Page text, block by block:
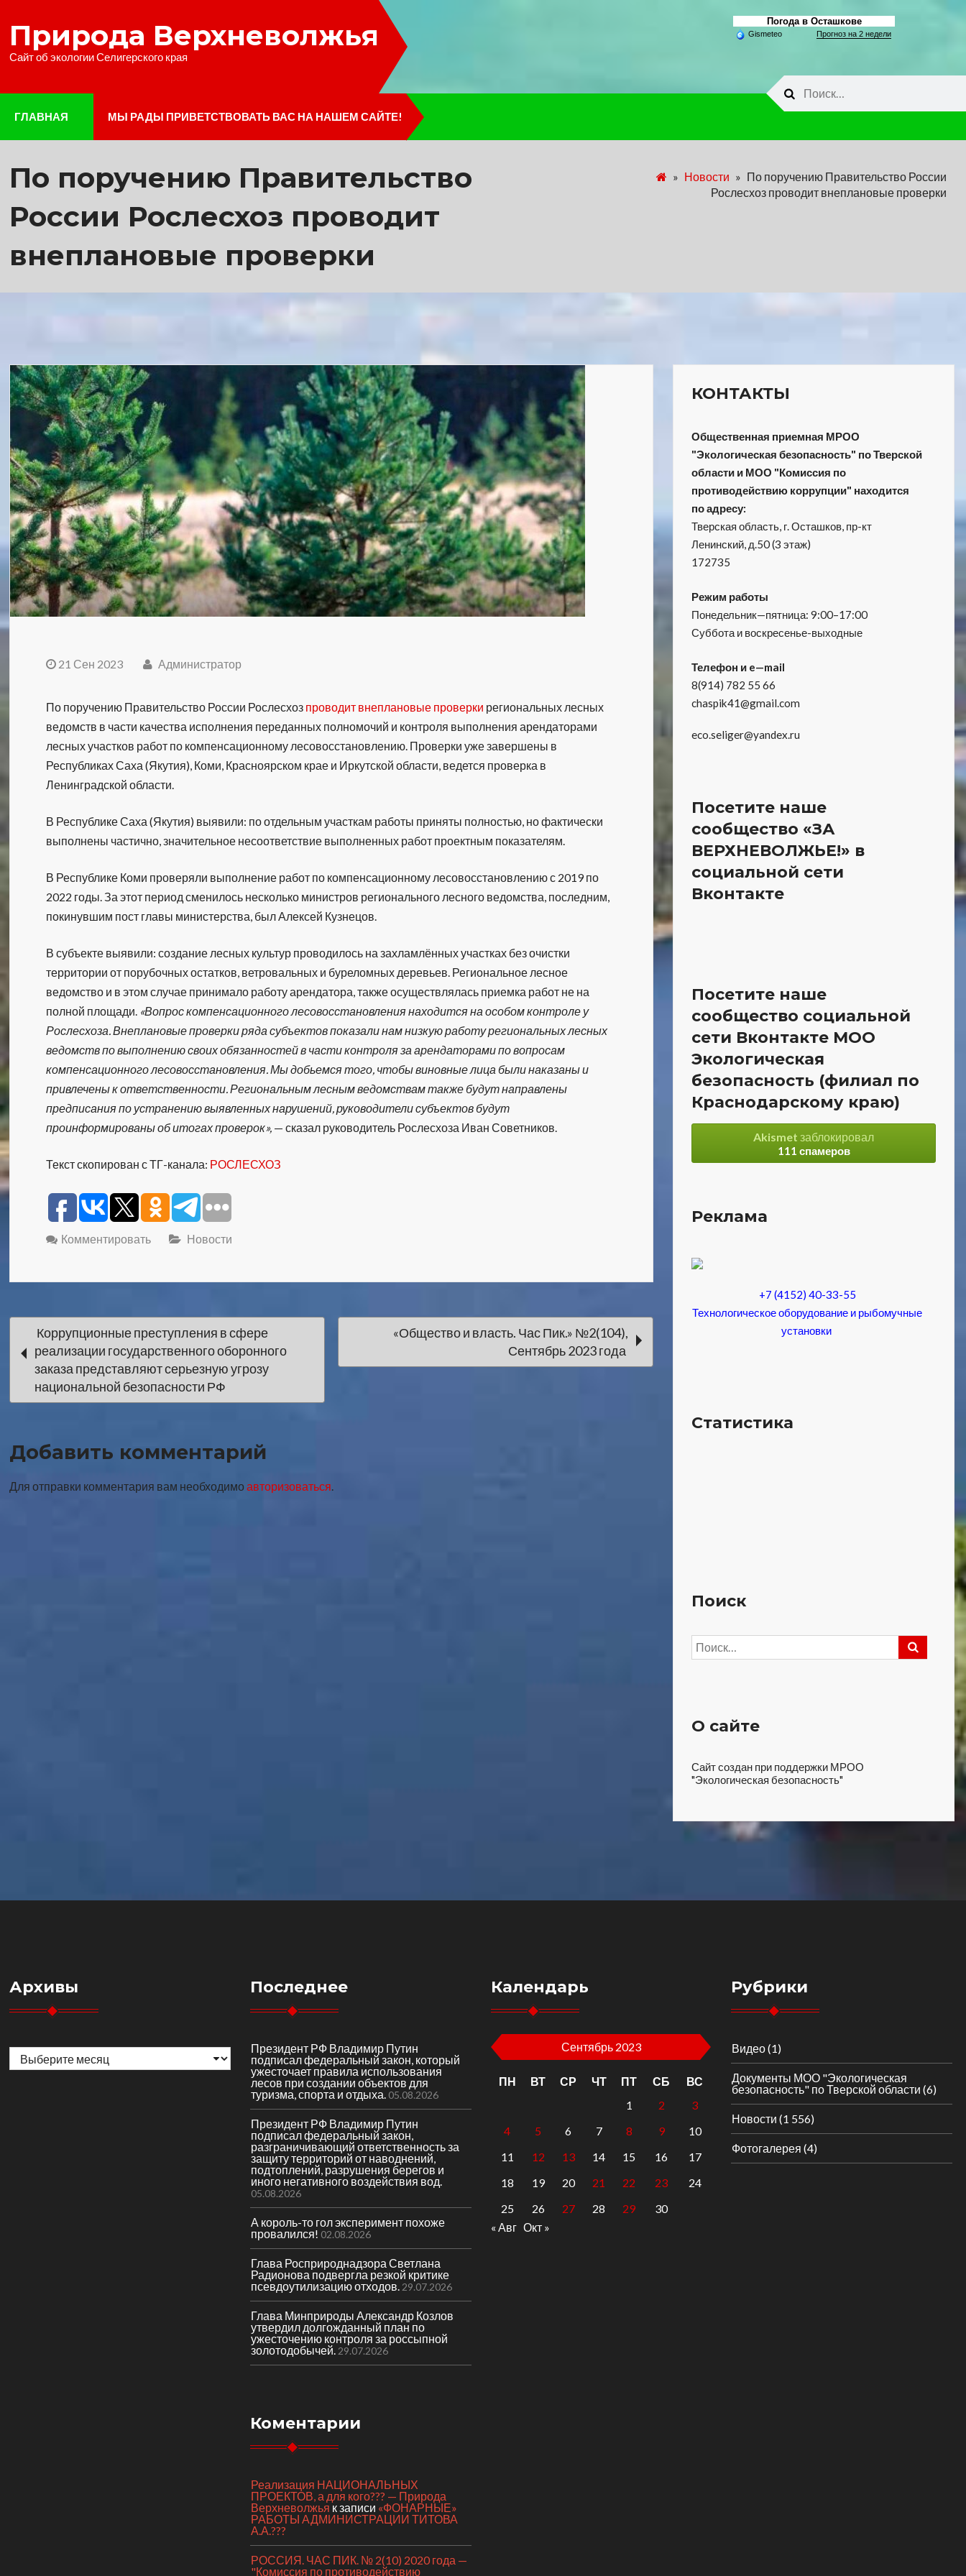
Природа Верхневолжья
Сайт об экологии Селигерского края
Погода в Осташкове
Gismeteo Прогноз на 2 недели
ГЛАВНАЯ МЫ РАДЫ ПРИВЕТСТВОВАТЬ ВАС НА НАШЕМ САЙТЕ!
По поручению Правительство
России Рослесхоз проводит
внеплановые проверки
» Новости » По поручению Правительство России
Рослесхоз проводит внеплановые проверки
21 Сен 2023 Администратор
По поручению Правительство России Рослесхоз проводит внеплановые проверки региональных лесных
ведомств в части качества исполнения переданных полномочий и контроля выполнения арендаторами
лесных участков работ по компенсационному лесовосстановлению. Проверки уже завершены в
Республиках Саха (Якутия), Коми, Красноярском крае и Иркутской области, ведется проверка в
Ленинградской области.
В Республике Саха (Якутия) выявили: по отдельным участкам работы приняты полностью, но фактически
выполнены частично, значительное несоответствие выполненных работ проектным показателям.
В Республике Коми проверяли выполнение работ по компенсационному лесовосстановлению с 2019 по
2022 годы. За этот период сменилось несколько министров регионального лесного ведомства, последним,
покинувшим пост главы министерства, был Алексей Кузнецов.
В субъекте выявили: создание лесных культур проводилось на захламлённых участках без очистки
территории от порубочных остатков, ветровальных и буреломных деревьев. Региональное лесное
ведомство и в этом случае принимало работу арендатора, также осуществлялась приемка работ не на
полной площади. «Вопрос компенсационного лесовосстановления находится на особом контроле у
Рослесхоза. Внеплановые проверки ряда субъектов показали нам низкую работу региональных лесных
ведомств по выполнению своих обязанностей в части контроля за арендаторами по вопросам
компенсационного лесовосстановления. Мы добьемся того, чтобы виновные лица были наказаны и
привлечены к ответственности. Региональным лесным ведомствам также будут направлены
предписания по устранению выявленных нарушений, руководители субъектов будут
проинформированы об итогах проверок», — сказал руководитель Рослесхоза Иван Советников.
Текст скопирован с ТГ-канала: РОСЛЕСХОЗ
Комментировать Новости
Навигация
по
записи
Коррупционные преступления в сфере
реализации государственного оборонного
заказа представляют серьезную угрозу
национальной безопасности РФ
«Общество и власть. Час Пик.» №2(104),
Сентябрь 2023 года
Добавить комментарий
Для отправки комментария вам необходимоавторизоваться.
КОНТАКТЫ
Общественная приемная МРОО
"Экологическая безопасность" по Тверской
области и МОО "Комиссия по
противодействию коррупции" находится
по адресу:
Тверская область, г. Осташков, пр-кт
Ленинский, д.50 (3 этаж)
172735
Режим работы
Понедельник—пятница: 9:00–17:00
Суббота и воскресенье-выходные
Телефон и e—mail
8(914) 782 55 66
chaspik41@gmail.com
eco.seliger@yandex.ru
Посетите наше
сообщество «ЗА
ВЕРХНЕВОЛЖЬЕ!» в
социальной сети
Вконтакте
Посетите наше
сообщество социальной
сети Вконтакте МОО
Экологическая
безопасность (филиал по
Краснодарскому краю)
Akismet заблокировал
111 спамеров
Реклама
+7 (4152) 40-33-55
Технологическое оборудование и рыбомучные
установки
Статистика
Поиск
Найти:
О сайте
Сайт создан при поддержки МРОО
"Экологическая безопасность"
Архивы Последнее
Президент РФ Владимир Путин
подписал федеральный закон, который
ужесточает правила использования
лесов при создании объектов для
туризма, спорта и отдыха. 05.08.2026
Президент РФ Владимир Путин
подписал федеральный закон,
разграничивающий ответственность за
защиту территорий от наводнений,
подтоплений, разрушения берегов и
иного негативного воздействия вод.
05.08.2026
А король-то гол эксперимент похоже
провалился! 02.08.2026
Глава Росприроднадзора Светлана
Радионова подвергла резкой критике
псевдоутилизацию отходов. 29.07.2026
Глава Минприроды Александр Козлов
утвердил долгожданный план по
ужесточению контроля за россыпной
золотодобычей. 29.07.2026
Коментарии
Реализация НАЦИОНАЛЬНЫХ
ПРОЕКТОВ, а для кого??? — Природа
Верхневолжьяк записи «ФОНАРНЫЕ»
РАБОТЫ АДМИНИСТРАЦИИ ТИТОВА
А.А.???
РОССИЯ. ЧАС ПИК. № 2(10) 2020 года —
"Комиссия по противодействию
Календарь
Сентябрь 2023
ПН ВТ СР ЧТ ПТ СБ
ВС
1
2
3
4
5 6 7 8 9
10
11
12 13 14 15 16
17
18
19 20 21 22 23
24
25
26 27 28 29
30
« Авг Окт »
Рубрики
Видео(1)
Документы МОО "Экологическая
безопасность" по Тверской области (6)
Новости (1 556)
Фотогалерея (4)